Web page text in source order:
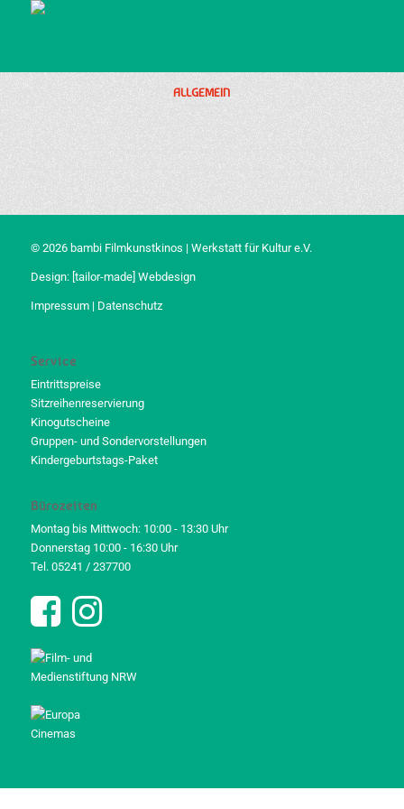
ALLGEMEIN
© 2026 bambi Filmkunstkinos | Werkstatt für Kultur e.V.
Design: [tailor-made] Webdesign
Impressum| Datenschutz
Service
Eintrittspreise
Sitzreihenreservierung
Kinogutscheine
Gruppen- und Sondervorstellungen
Kindergeburtstags-Paket
Bürozeiten
Montag bis Mittwoch: 10:00 - 13:30 Uhr
Donnerstag 10:00 - 16:30 Uhr
Tel. 05241 / 237700